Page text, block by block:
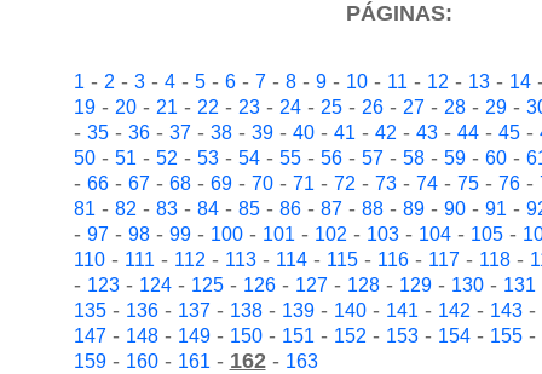
PÁGINAS:
1- 2- 3- 4- 5- 6- 7- 8- 9- 10- 11- 12- 13- 14
19- 20- 21- 22- 23- 24- 25- 26- 27- 28- 29-
- 35- 36- 37- 38- 39- 40- 41- 42- 43- 44- 45-
50- 51- 52- 53- 54- 55- 56- 57- 58- 59- 60-
- 66- 67- 68- 69- 70- 71- 72- 73- 74- 75- 76-
81- 82- 83- 84- 85- 86- 87- 88- 89- 90- 91-
- 97- 98- 99- 100- 101- 102- 103- 104- 105-
110- 111- 112- 113- 114- 115- 116- 117- 118-
- 123- 124- 125- 126- 127- 128- 129- 130- 131
135- 136- 137- 138- 139- 140- 141- 142- 143-
147- 148- 149- 150- 151- 152- 153- 154- 155-
159- 160- 161- 162- 163